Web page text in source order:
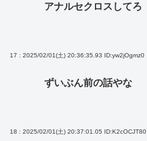
アナルセクロスしてろ
17 : 2025/02/01(土) 20:36:35.93 ID:yw2jOgmz0
ずいぶん前の話やな
18 : 2025/02/01(土) 20:37:01.05 ID:K2cOCJT80